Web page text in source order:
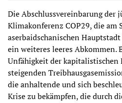
Die Abschlussvereinbarung
Klimakonferenz COP29, die am
aserbaidschanischen
ein weiteres leeres Abkommen.
Unfähigkeit der kapitalistischen
steigenden
die anhaltende und sich
Krise zu bekämpfen, die durch